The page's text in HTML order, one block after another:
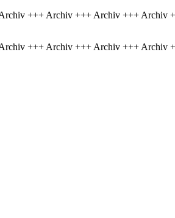
+++ Archiv +++ Archiv +++ Archiv
+++ Archiv +++ Archiv +++ Archiv